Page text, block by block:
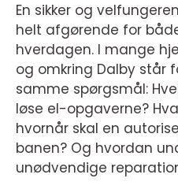
En sikker og
helt afgørende for
hverdagen. I mange
og omkring Dalby står
samme spørgsmål:
løse el-opgaverne?
hvornår skal en
banen? Og hvordan
unødvendige